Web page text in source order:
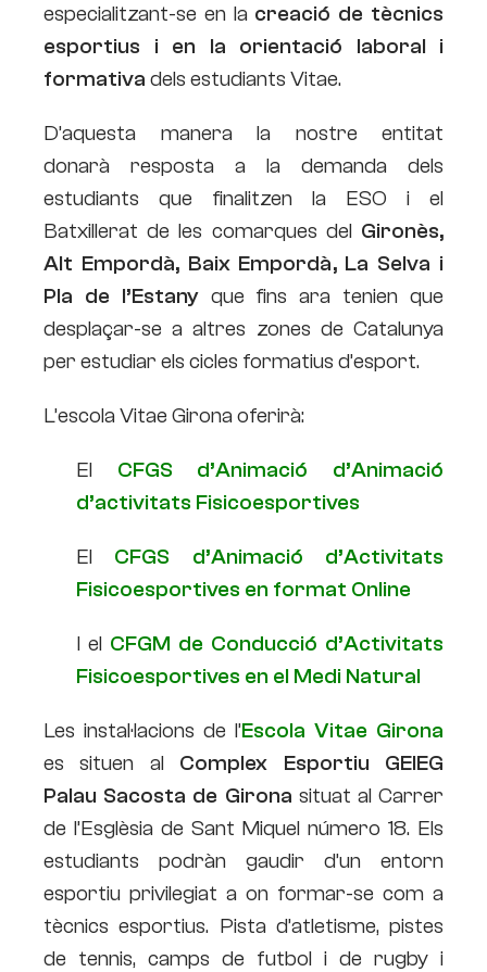
especialitzant-se en la creació de tècnics
esportius i en la orientació laboral i
formativa dels estudiants Vitae.
D’aquesta manera la nostre entitat
donarà resposta a la demanda dels
estudiants que finalitzen la ESO i el
Batxillerat de les comarques del Gironès,
Alt Empordà, Baix Empordà, La Selva i
Pla de l’Estanyque fins ara tenien que
desplaçar-se a altres zones de Catalunya
per estudiar els cicles formatius d’esport.
L’escola Vitae Girona oferirà:
El CFGS d’Animació d’Animació
d’activitats Fisicoesportives
El CFGS d’Animació d’Activitats
Fisicoesportives en format Online
I el CFGM de Conducció d’Activitats
Fisicoesportives en el Medi Natural
Les instal·lacions de l’Escola Vitae Girona
es situen al Complex Esportiu GEIEG
Palau Sacosta de Girona situat al Carrer
de l’Esglèsia de Sant Miquel número 18. Els
estudiants podràn gaudir d’un entorn
esportiu privilegiat a on formar-se com a
tècnics esportius. Pista d’atletisme, pistes
de tennis, camps de futbol i de rugby i